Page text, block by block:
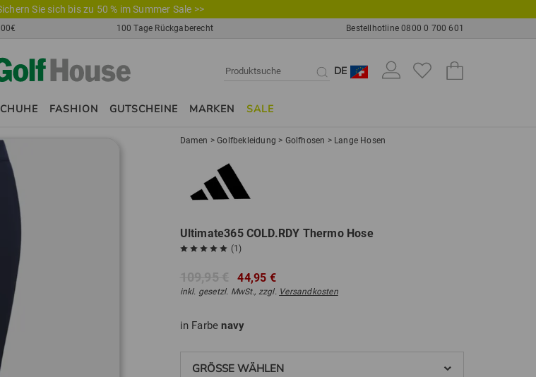
Sie sich bis zu 50 % im Summer Sale >>
100 Tage Rückgaberecht Bestellhotline 0800 0 700 601
DE
FASHION GUTSCHEINE MARKEN SALE
Damen >Golfbekleidung > Golfhosen > Lange Hosen
Ultimate365 COLD.RDY Thermo Hose
(1)
109,95 € 44,95 €
inkl. gesetzl. MwSt., zzgl. Versandkosten
in Farbenavy
GRÖSSE WÄHLEN